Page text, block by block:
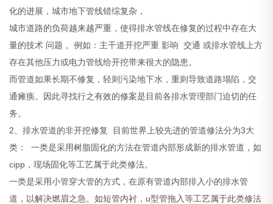
化的进展，城市地下管线错综复杂，
城市道路的负荷越来越严重，使得排水管线在修复的过程中存在大
量的技术 问题 。例如：主干道开挖严重 影响 交通 或排水管线上方
存在其他压力或电力管线给开挖带来很大的隐患。
而管道如果长期不修复，轻则污染地下水，重则导致道路塌陷，交
通瘫痪。因此寻找行之有效的修案是目前各排水管理部门迫切的任
务。
2、排水管道的非开挖修复 目前世界上较先进的管道修法分为3大
类： 一类是采用树脂固化的方法在管道内部形成新的排水管道，如
cipp，现场固化等工艺属于此类修法。
一类是采用小管穿大管的方式，在原有管道内部排入小的排水管
道，以解决燃眉之急。如短管内衬，u型管拖入等工艺属于此类修法